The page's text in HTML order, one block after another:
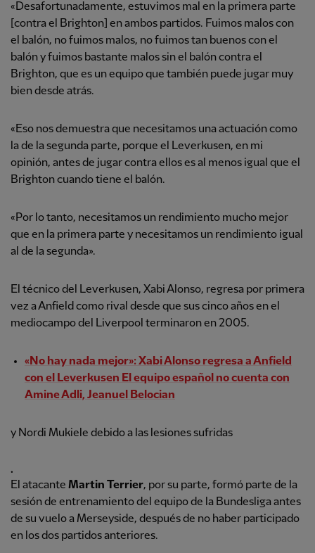
«Desafortunadamente, estuvimos mal en la primera parte
[contra el Brighton] en ambos partidos. Fuimos malos con
el balón, no fuimos malos, no fuimos tan buenos con el
balón y fuimos bastante malos sin el balón contra el
Brighton, que es un equipo que también puede jugar muy
bien desde atrás.
«Eso nos demuestra que necesitamos una actuación como
la de la segunda parte, porque el Leverkusen, en mi
opinión, antes de jugar contra ellos es al menos igual que el
Brighton cuando tiene el balón.
«Por lo tanto, necesitamos un rendimiento mucho mejor
que en la primera parte y necesitamos un rendimiento igual
al de la segunda».
El técnico del Leverkusen, Xabi Alonso, regresa por primera
vez a Anfield como rival desde que sus cinco años en el
mediocampo del Liverpool terminaron en 2005.
«No hay nada mejor»: Xabi Alonso regresa a Anfield
con el Leverkusen El equipo español no cuenta con
AmineAdli, Jeanuel Belocian
y Nordi Mukiele debido a las lesiones sufridas
.
El atacante Martin Terrier, por su parte, formó parte de la
sesión de entrenamiento del equipo de la Bundesliga antes
de su vuelo a Merseyside, después de no haber participado
en los dos partidos anteriores.